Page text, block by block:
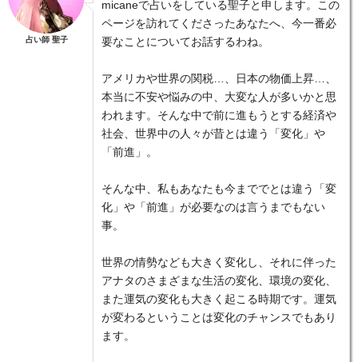
占い師 聖子
micaneで占いをしている聖子と申します。この
ページを訪れてくださったあなたへ、今一番必
要なことについてお話するわね。
アメリカや世界の関税…、日本の物価上昇…、
本当に不安や悩みの中、大変な人が多いかと思
われます。そんな中で前に進もうとする経済や
社会、世界中の人々が昔とは違う「変化」や
「前進」。
そんな中、私もあなたも今まででとは違う「変
化」や「前進」が必要なのは言うまでもない
事。
世界の情勢なども大きく変化し、それに伴った
アナタのさまざまな生活の変化、環境の変化、
また運気の変化も大きく起こる時期です。運気
が変わるということは変化のチャンスでもあり
ます。